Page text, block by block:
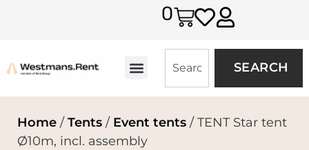
0
SEARCH
Home / Tents / Event tents / TENT Star tent
Ø10m, incl. assembly